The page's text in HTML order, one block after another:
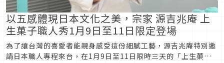
以五感體現日本文化之美，宗家 源吉兆庵 上
生菓子職人秀1月9日至11日限定登場
為了讓台灣的喜愛者能親身感受這份細膩工藝，源吉兆庵特別邀
請日本職人專程來台，在1月9日至11日限時三天的「上生菓子